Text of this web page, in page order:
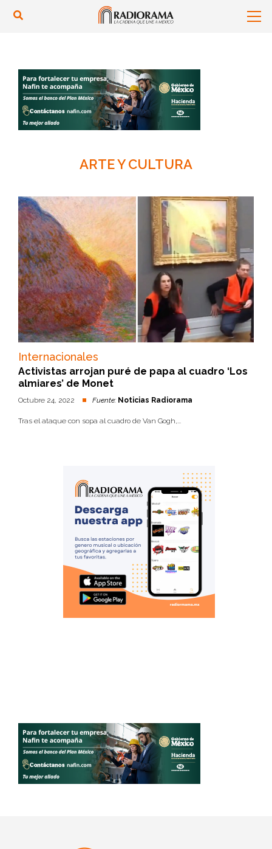
ARTE Y CULTURA
Internacionales
Activistas arrojan puré de papa al cuadro ‘Los
almiares’ de Monet
Octubre 24, 2022 Fuente: Noticias Radiorama
Tras el ataque con sopa al cuadro de Van Gogh,...